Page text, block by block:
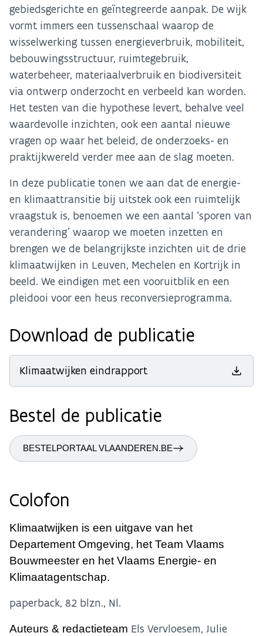
gebiedsgerichte en geïntegreerde aanpak. De wijk
vormt immers een tussenschaal waarop de
wisselwerking tussen energieverbruik, mobiliteit,
bebouwingsstructuur, ruimtegebruik,
waterbeheer, materiaalverbruik en biodiversiteit
via ontwerp onderzocht en verbeeld kan worden.
Het testen van die hypothese levert, behalve veel
waardevolle inzichten, ook een aantal nieuwe
vragen op waar het beleid, de onderzoeks- en
praktijkwereld verder mee aan de slag moeten.
In deze publicatie tonen we aan dat de energie-
en klimaattransitie bij uitstek ook een ruimtelijk
vraagstuk is, benoemen we een aantal ‘sporen van
verandering’ waarop we moeten inzetten en
brengen we de belangrijkste inzichten uit de drie
klimaatwijken in Leuven, Mechelen en Kortrijk in
beeld. We eindigen met een vooruitblik en een
pleidooi voor een heus reconversieprogramma.
Download de publicatie
Klimaatwijken eindrapport
Bestel de publicatie
BESTELPORTAAL VLAANDEREN.BE
Colofon
Klimaatwijken is een uitgave van het
Departement Omgeving, het Team Vlaams
Bouwmeester en het Vlaams Energie- en
Klimaatagentschap.
paperback, 82 blzn., Nl.
Auteurs & redactieteam Els Vervloesem, Julie